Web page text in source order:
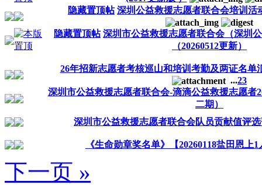
隐藏置顶帖 深圳公益救援志愿者联合会培训活
隐藏置顶帖 深圳市公益救援志愿者联合会（深圳
（20260512更新）
26年招新志愿者考核巡山和培训考勤及两证名单
...23
深圳市公益救援志愿者联合会-滴滴公益救援志愿者
二期）
深圳市公益救援志愿者联合会队员贡献值评
《生命勋章奖名单》【20260118盐田恩上
下一页 »